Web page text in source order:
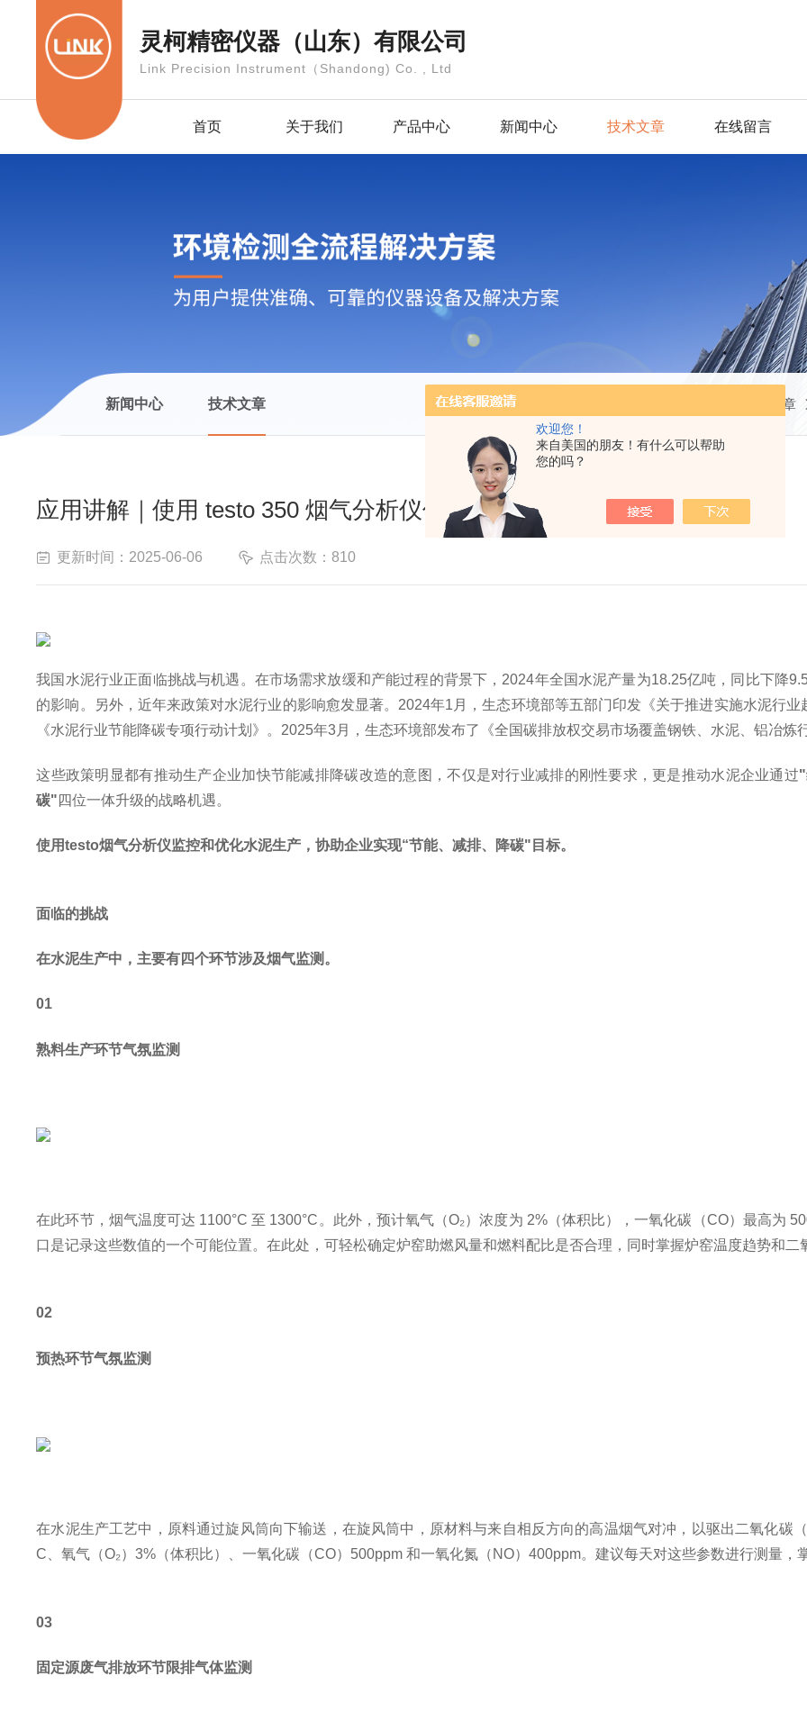
欢迎您！
来自美国的朋友！有什么可以帮助
您的吗？
灵柯精密仪器（山东）有限公司
Link Precision Instrument（Shandong) Co. , Ltd
首页 关于我们 产品中心 新闻中心 技术文章 在线留言
新闻中心 技术文章 技术文章
应用讲解｜使用 testo 350 烟气分析仪仪监控和优化水泥生产工艺
更新时间：2025-06-06 点击次数：810
我国水泥行业正面临挑战与机遇。在市场需求放缓和产能过程的背景下，2024年全国水泥产量为18.25亿吨，同比下降
的影响。另外，近年来政策对水泥行业的影响愈发显著。2024年1月，生态环境部等五部门印发《关于推进实施水泥行
《水泥行业节能降碳专项行动计划》。2025年3月，生态环境部发布了《全国碳排放权交易市场覆盖钢铁、水泥、铝冶炼
这些政策明显都有推动生产企业加快节能减排降碳改造的意图，不仅是对行业减排的刚性要求，更是推动水泥企业通过
碳" 四位一体升级的战略机遇。
使用testo烟气分析仪监控和优化水泥生产，协助企业实现“节能、减排、降碳"目标。
面临的挑战
在水泥生产中，主要有四个环节涉及烟气监测。
01
熟料生产环节气氛监测
在此环节，烟气温度可达 1100°C 至 1300°C。此外，预计氧气（O₂）浓度为 2%（体积比），一氧化碳（CO）最高为
口是记录这些数值的一个可能位置。在此处，可轻松确定炉窑助燃风量和燃料配比是否合理，同时掌握炉窑温度趋势和二
02
预热环节气氛监测
在水泥生产工艺中，原料通过旋风筒向下输送，在旋风筒中，原材料与来自相反方向的高温烟气对冲，以驱出二氧化碳
C、氧气（O₂）3%（体积比）、一氧化碳（CO）500ppm 和一氧化氮（NO）400ppm。建议每天对这些参数进行测量
03
固定源废气排放环节限排气体监测